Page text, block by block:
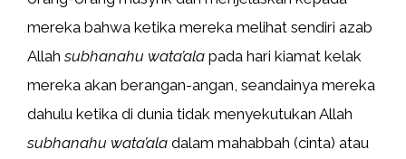
mereka bahwa ketika mereka melihat sendiri azab
Allahsubhanahu wata’ala pada hari kiamat kelak
mereka akan berangan-angan, seandainya mereka
dahulu ketika di dunia tidak menyekutukan Allah
subhanahu wata’ala dalam mahabbah (cinta) atau